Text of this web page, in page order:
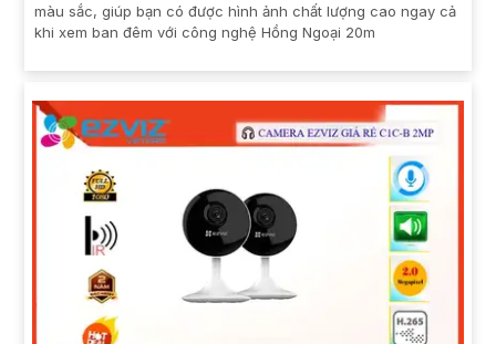
màu sắc, giúp bạn có được hình ảnh chất lượng cao ngay cả
khi xem ban đêm với công nghệ Hồng Ngoại 20m